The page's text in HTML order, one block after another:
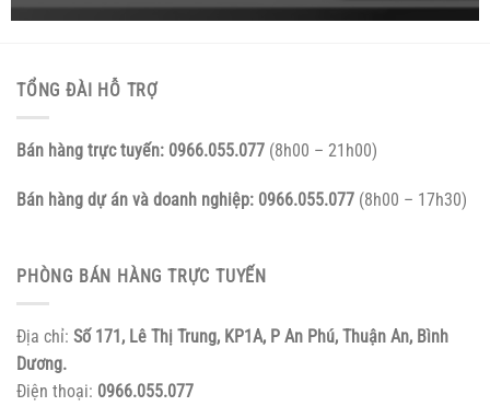
TỔNG ĐÀI HỖ TRỢ
Bán hàng trực tuyến: 0966.055.077 (8h00 – 21h00)
Bán hàng dự án và doanh nghiệp: 0966.055.077 (8h00 – 17h30)
PHÒNG BÁN HÀNG TRỰC TUYẾN
Địa chỉ: Số 171, Lê Thị Trung, KP1A, P An Phú, Thuận An, Bình
Dương.
Điện thoại: 0966.055.077